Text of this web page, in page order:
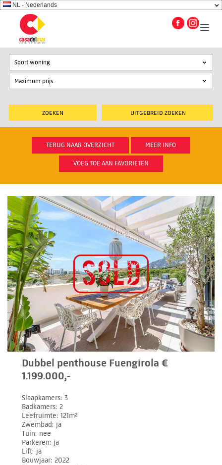
NL - Nederlands
UITGEBREID ZOEKEN
Soort woning
TERUG NAAR OVERZICHT MEER INFO
VOEG TOE AAN FAVORIETEN
Dubbel penthouse Fuengirola €
1.199.000,-
Slaapkamers 3
Badkamers 2
Leefruimte 121m²
Zwembad ja
Tuin nee
Parkeren ja
Lift ja
Bouwjaar 2022